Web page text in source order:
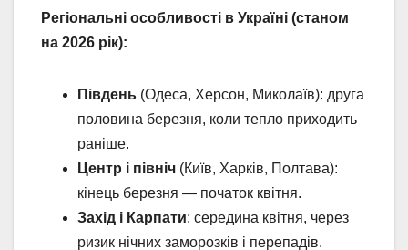
Регіональні особливості в Україні (станом
на 2026 рік):
Південь (Одеса, Херсон, Миколаїв): друга
половина березня, коли тепло приходить
раніше.
Центр і північ (Київ, Харків, Полтава):
кінець березня — початок квітня.
Захід і Карпати: середина квітня, через
ризик нічних заморозків і перепадів.